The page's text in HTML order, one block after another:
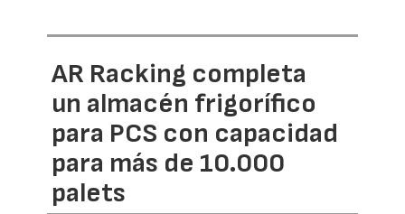
AR Racking completa
un almacén frigorífico
para PCS con capacidad
para más de 10.000
palets